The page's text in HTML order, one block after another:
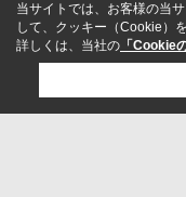
当サイトでは、お客様の当
して、クッキー（Cookie）
詳しくは、当社の 「Cookie